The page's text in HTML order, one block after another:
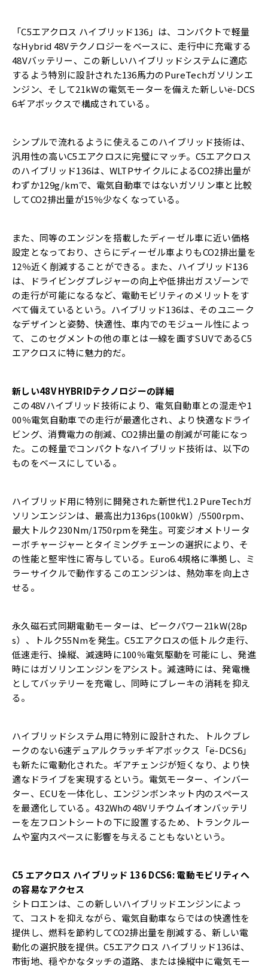
「C5エアクロス ハイブリッド136」は、コンパクトで軽量
なHybrid 48Vテクノロジーをベースに、走行中に充電する
48Vバッテリー、この新しいハイブリッドシステムに適応
するよう特別に設計された136馬力のPureTechガソリンエ
ンジン、そして21kWの電気モーターを備えた新しいë-DCS
6ギアボックスで構成されている。
シンプルで流れるように使えるこのハイブリッド技術は、
汎用性の高いC5エアクロスに完璧にマッチ。C5エアクロス
のハイブリッド136は、WLTPサイクルによるCO2排出量が
わずか129g/kmで、電気自動車ではないガソリン車と比較
してCO2排出量が15％少なくなっている。
また、同等のエンジンを搭載したディーゼル車に近い価格
設定となっており、さらにディーゼル車よりもCO2排出量を
12％近く削減することができる。また、ハイブリッド136
は、ドライビングプレジャーの向上や低排出ガスゾーンで
の走行が可能になるなど、電動モビリティのメリットをす
べて備えているという。ハイブリッド136は、そのユニーク
なデザインと姿勢、快適性、車内でのモジュール性によっ
て、このセグメントの他の車とは一線を画すSUVであるC5
エアクロスに特に魅力的だ。
新しい48V HYBRIDテクノロジーの詳細
この48Vハイブリッド技術により、電気自動車との混走や1
00％電気自動車での走行が最適化され、より快適なドライ
ビング、消費電力の削減、CO2排出量の削減が可能になっ
た。この軽量でコンパクトなハイブリッド技術は、以下の
ものをベースにしている。
ハイブリッド用に特別に開発された新世代1.2 PureTechガ
ソリンエンジンは、最高出力136ps(100kW）/5500rpm、
最大トルク230Nm/1750rpmを発生。可変ジオメトリータ
ーボチャージャーとタイミングチェーンの選択により、そ
の性能と堅牢性に寄与している。Euro6.4規格に準拠し、ミ
ラーサイクルで動作するこのエンジンは、熱効率を向上さ
せる。
永久磁石式同期電動モーターは、ピークパワー21kW(28p
s）、トルク55Nmを発生。C5エアクロスの低トルク走行、
低速走行、操縦、減速時に100％電気駆動を可能にし、発進
時にはガソリンエンジンをアシスト。減速時には、発電機
としてバッテリーを充電し、同時にブレーキの消耗を抑え
る。
ハイブリッドシステム用に特別に設計された、トルクブレ
ークのない6速デュアルクラッチギアボックス「ë-DCS6」
も新たに電動化された。ギアチェンジが短くなり、より快
適なドライブを実現するという。電気モーター、インバー
ター、ECUを一体化し、エンジンボンネット内のスペース
を最適化している。432Whの48Vリチウムイオンバッテリ
ーを左フロントシートの下に設置するため、トランクルー
ムや室内スペースに影響を与えることもないという。
C5 エアクロス ハイブリッド 136 DCS6: 電動モビリティへ
の容易なアクセス
シトロエンは、この新しいハイブリッドエンジンによっ
て、コストを抑えながら、電気自動車ならではの快適性を
提供し、燃料を節約してCO2排出量を削減する、新しい電
動化の選択肢を提供。C5エアクロス ハイブリッド136は、
市街地、穏やかなタッチの道路、または操縦中に電気モー